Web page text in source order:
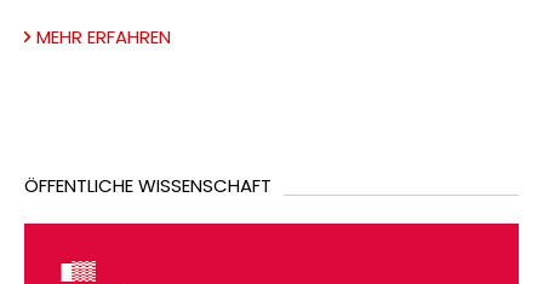
MEHR ERFAHREN
ÖFFENTLICHE WISSENSCHAFT